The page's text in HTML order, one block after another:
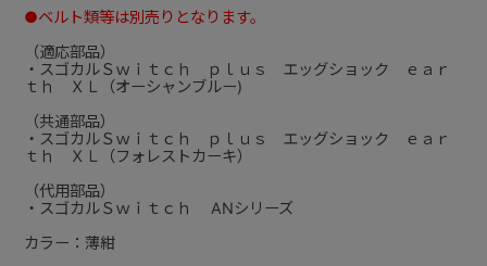
●ベルト類等は別売りとなります。
（適応部品）
・スゴカルＳｗｉｔｃｈ ｐｌｕｓ エッグショック ｅａｒ
ｔｈ ＸＬ（オーシャンブルー)
（共通部品）
・スゴカルＳｗｉｔｃｈ ｐｌｕｓ エッグショック ｅａｒ
ｔｈ ＸＬ（フォレストカーキ）
（代用部品）
・スゴカルＳｗｉｔｃｈ ANシリーズ
カラー：薄紺